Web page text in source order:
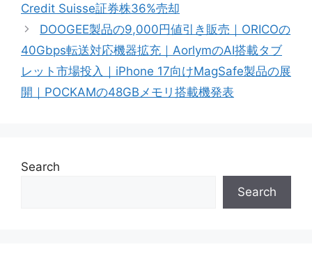
Credit Suisse証券株36%売却
DOOGEE製品の9,000円値引き販売｜ORICOの
40Gbps転送対応機器拡充｜AorlymのAI搭載タブ
レット市場投入｜iPhone 17向けMagSafe製品の展
開｜POCKAMの48GBメモリ搭載機発表
Search
Search